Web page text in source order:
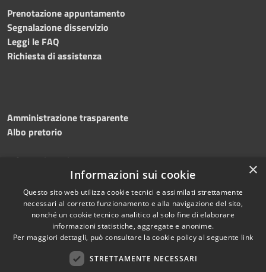
Prenotazione appuntamento
Segnalazione disservizio
Leggi le FAQ
Richiesta di assistenza
Amministrazione trasparente
Albo pretorio
Informativa privacy
Dichiarazione di accessibilità
Copyright © 2026 • Comune di
Silvi • Powered by
×
Informazioni sui cookie
Questo sito web utilizza cookie tecnici e assimilati strettamente
necessari al corretto funzionamento e alla navigazione del sito,
nonché un cookie tecnico analitico al solo fine di elaborare
informazioni statistiche, aggregate e anonime.
Per maggiori dettagli, può consultare la cookie policy al seguente link
STRETTAMENTE NECESSARI